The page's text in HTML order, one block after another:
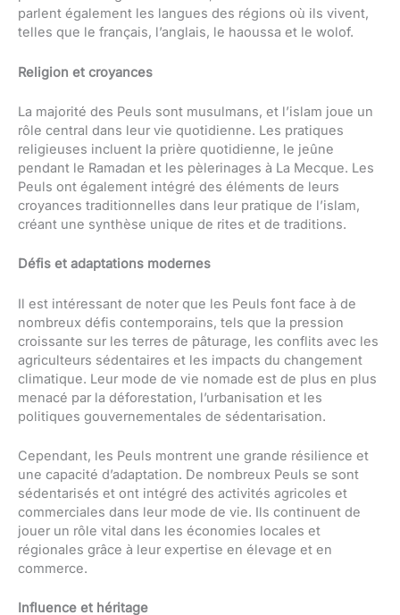
parlent également les langues des régions où ils vivent,
telles que le français, l’anglais, le haoussa et le wolof.
Religion et croyances
La majorité des Peuls sont musulmans, et l’islam joue un
rôle central dans leur vie quotidienne. Les pratiques
religieuses incluent la prière quotidienne, le jeûne
pendant le Ramadan et les pèlerinages à La Mecque. Les
Peuls ont également intégré des éléments de leurs
croyances traditionnelles dans leur pratique de l’islam,
créant une synthèse unique de rites et de traditions.
Défis et adaptations modernes
Il est intéressant de noter que les Peuls font face à de
nombreux défis contemporains, tels que la pression
croissante sur les terres de pâturage, les conflits avec les
agriculteurs sédentaires et les impacts du changement
climatique. Leur mode de vie nomade est de plus en plus
menacé par la déforestation, l’urbanisation et les
politiques gouvernementales de sédentarisation.
Cependant, les Peuls montrent une grande résilience et
une capacité d’adaptation. De nombreux Peuls se sont
sédentarisés et ont intégré des activités agricoles et
commerciales dans leur mode de vie. Ils continuent de
jouer un rôle vital dans les économies locales et
régionales grâce à leur expertise en élevage et en
commerce.
Influence et héritage